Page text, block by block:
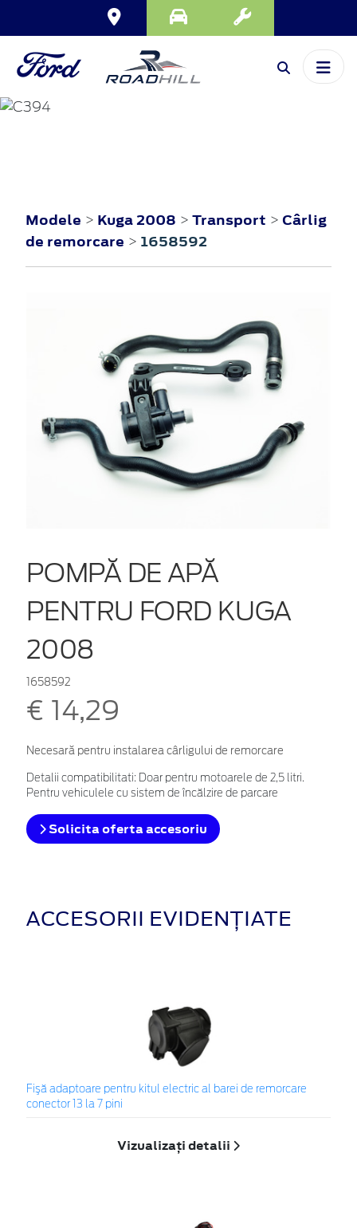
Modele > Kuga 2008 > Transport > Cârlig
de remorcare > 1658592
POMPĂ DE APĂ
PENTRU FORD KUGA
2008
1658592
€ 14,29
Necesară pentru instalarea cârligului de remorcare
Detalii compatibilitati: Doar pentru motoarele de 2,5 litri.
Pentru vehiculele cu sistem de încălzire de parcare
Solicita oferta accesoriu
ACCESORII EVIDENȚIATE
Fişă adaptoare pentru kitul electric al barei de remorcare
conector 13 la 7 pini
Vizualizați detalii